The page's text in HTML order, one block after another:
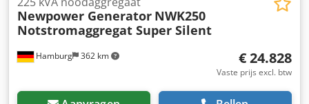
Hamburg 362 km
Newpower Generator NWK250
Notstromaggregat Super Silent
€ 24.828
Vaste prijs excl. btw